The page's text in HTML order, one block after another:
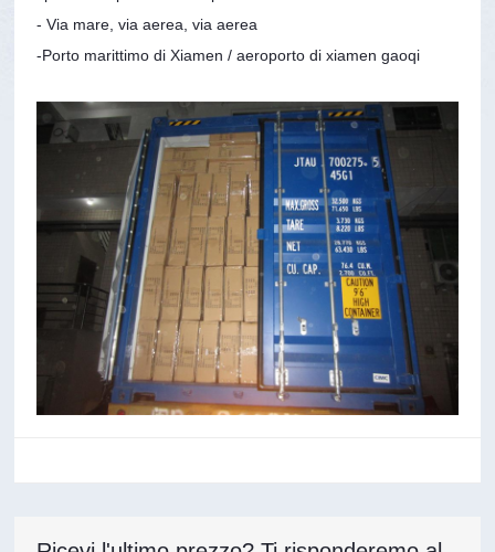
- Via mare, via aerea, via aerea
-Porto marittimo di Xiamen / aeroporto di xiamen gaoqi